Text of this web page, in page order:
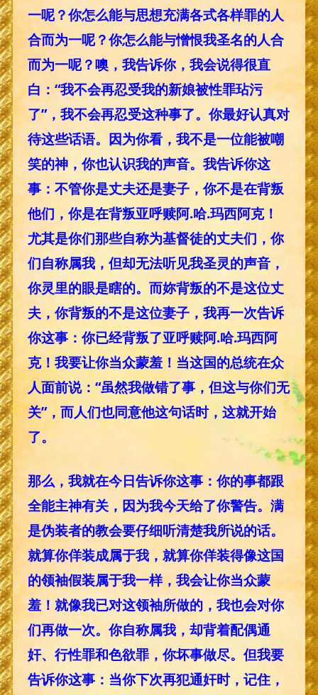
一呢？你怎么能与思想充满各式各样罪的人
合而为一呢？你怎么能与憎恨我圣名的人合
而为一呢？噢，我告诉你，我会说得很直
白：“我不会再忍受我的新娘被性罪玷污
了”，我不会再忍受这种事了。你最好认真对
待这些话语。因为你看，我不是一位能被嘲
笑的神，你也认识我的声音。我告诉你这
事：不管你是丈夫还是妻子，你不是在背叛
他们，你是在背叛亚呼赎阿.哈.玛西阿克！
尤其是你们那些自称为基督徒的丈夫们，你
们自称属我，但却无法听见我圣灵的声音，
你灵里的眼是瞎的。而妳背叛的不是这位丈
夫，你背叛的不是这位妻子，我再一次告诉
你这事：你已经背叛了亚呼赎阿.哈.玛西阿
克！我要让你当众蒙羞！当这国的总统在众
人面前说：“虽然我做错了事，但这与你们无
关”，而人们也同意他这句话时，这就开始
了。
那么，我就在今日告诉你这事：你的事都跟
全能主神有关，因为我今天给了你警告。满
是伪装者的教会要仔细听清楚我所说的话。
就算你佯装成属于我，就算你佯装得像这国
的领袖假装属于我一样，我会让你当众蒙
羞！就像我已对这领袖所做的，我也会对你
们再做一次。你自称属我，却背着配偶通
奸、行性罪和色欲罪，你坏事做尽。但我要
告诉你这事：当你下次再犯通奸时，记住，